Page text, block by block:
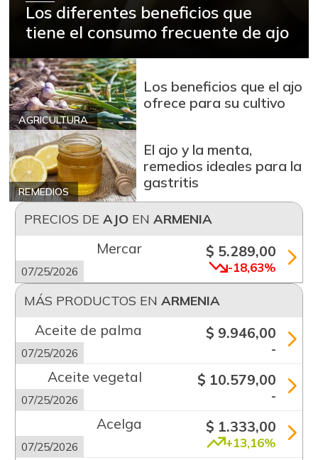
Los diferentes beneficios que
tiene el consumo frecuente de ajo
AGRICULTURA
Los beneficios que el ajo
ofrece para su cultivo
REMEDIOS
El ajo y la menta,
remedios ideales para la
gastritis
PRECIOS DE AJOEN ARMENIA
Mercar
07/25/2026
$ 5.289,00
-18,63%
MÁS PRODUCTOS EN ARMENIA
Aceite de palma
07/25/2026
$ 9.946,00
-
Aceite vegetal
07/25/2026
$ 10.579,00
-
Acelga
07/25/2026
$ 1.333,00
+13,16%